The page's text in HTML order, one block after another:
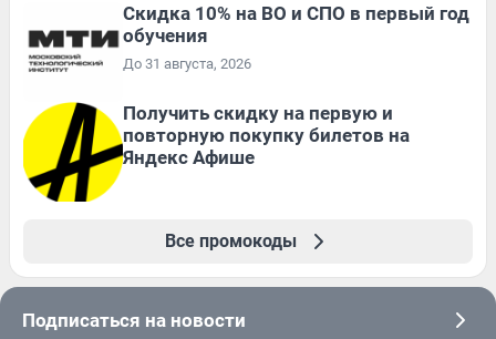
Скидка 10% на ВО и СПО в первый год
обучения
До 31 августа, 2026
Получить скидку на первую и
повторную покупку билетов на
Яндекс Афише
Все промокоды
Подписаться на новости